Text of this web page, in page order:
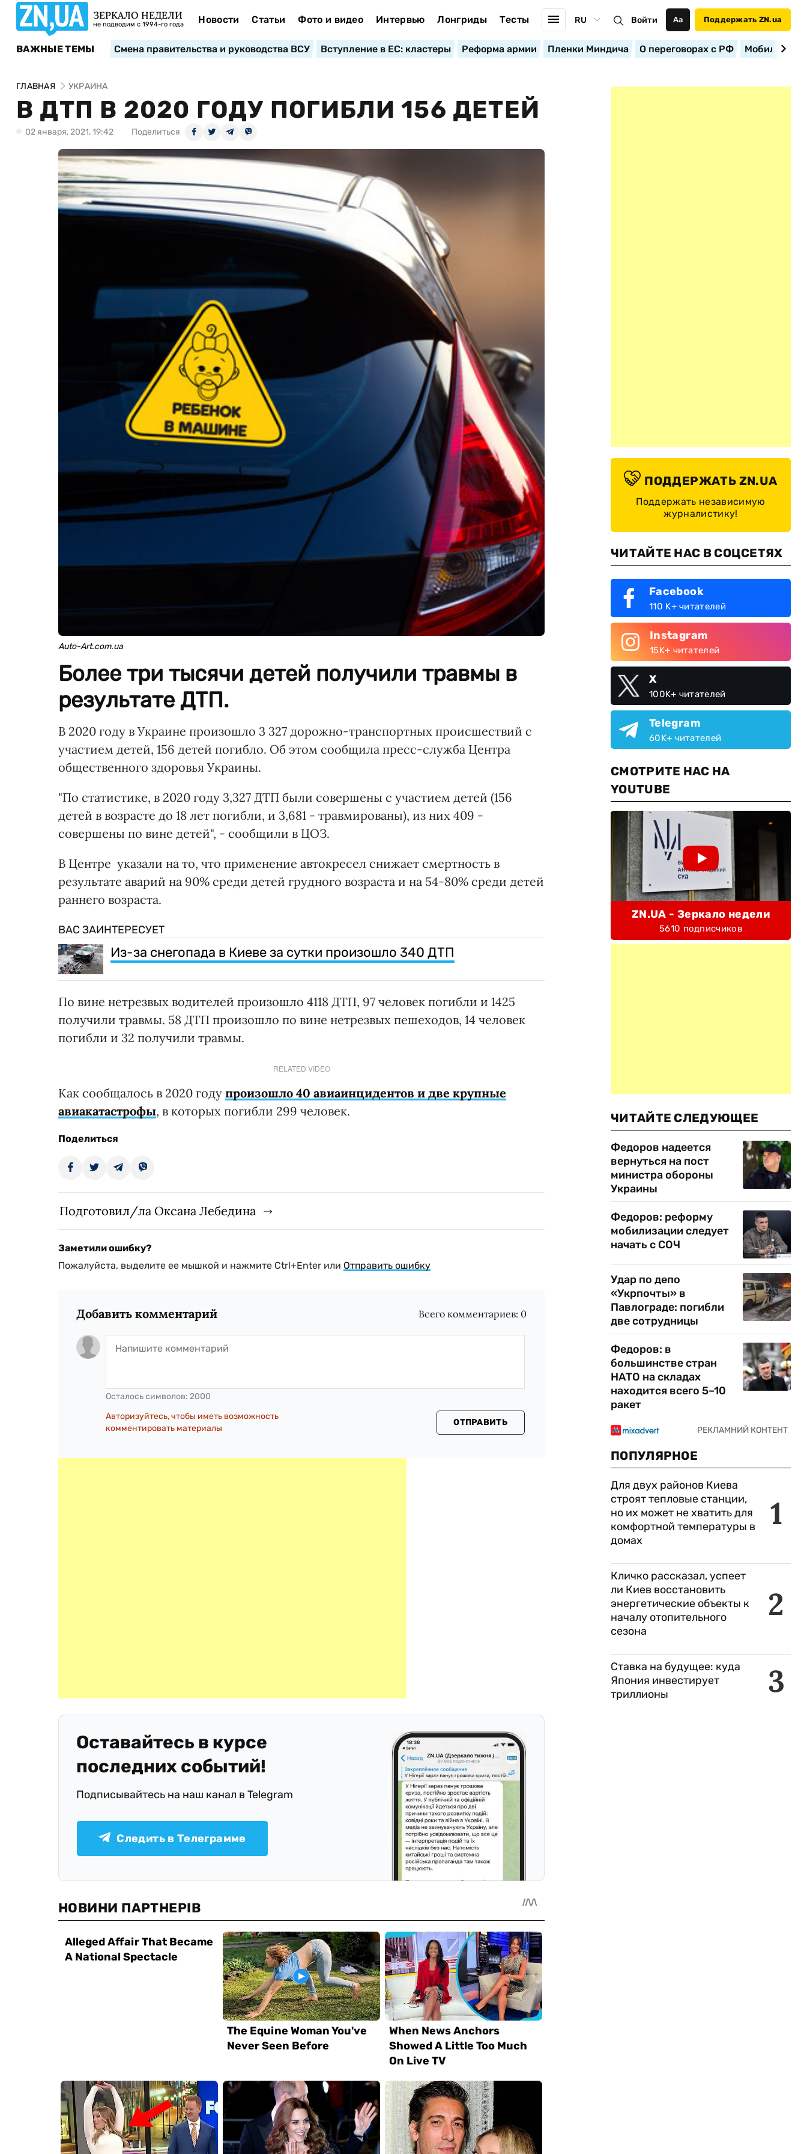
ЗЕРКАЛО НЕДЕЛИ
не подводим с 1994-го года Новости Статьи Фото и видео Интервью Лонгриды Тесты RU Войти Аа Поддержать ZN.ua
ВАЖНЫЕ ТЕМЫ Смена правительства и руководства ВСУ Вступление в ЕС: кластеры Реформа армии Пленки Миндича О переговорах с РФ
ГЛАВНАЯ УКРАИНА
В ДТП В 2020 ГОДУ ПОГИБЛИ 156 ДЕТЕЙ
02 января, 2021, 19:42 Поделиться
Auto-Art.com.ua
Более три тысячи детей получили травмы в
результате ДТП.
В 2020 году в Украине произошло 3 327 дорожно-транспортных происшествий с
участием детей, 156 детей погибло. Об этом сообщила пресс-служба Центра
общественного здоровья Украины.
"По статистике, в 2020 году 3,327 ДТП были совершены с участием детей (156
детей в возрасте до 18 лет погибли, и 3,681 - травмированы), из них 409 -
совершены по вине детей", - сообщили в ЦОЗ.
В Центре указали на то, что применение автокресел снижает смертность в
результате аварий на 90% среди детей грудного возраста и на 54-80% среди детей
раннего возраста.
ВАС ЗАИНТЕРЕСУЕТ
Из-за снегопада в Киеве за сутки произошло 340 ДТП
По вине нетрезвых водителей произошло 4118 ДТП, 97 человек погибли и 1425
получили травмы. 58 ДТП произошло по вине нетрезвых пешеходов, 14 человек
погибли и 32 получили травмы.
RELATED VIDEO
Как сообщалось в 2020 году произошло 40 авиаинцидентов и две крупные
авиакатастрофы, в которых погибли 299 человек.
Поделиться
Подготовил/ла Оксана Лебедина
Заметили ошибку?
Пожалуйста, выделите ее мышкой и нажмите Ctrl+Enter или Отправить ошибку
Добавить комментарий Всего комментариев: 0
Осталось символов: 2000
Авторизуйтесь, чтобы иметь возможность
комментировать материалы
ОТПРАВИТЬ
Оставайтесь в курсе
последних событий!
Подписывайтесь на наш канал в Telegram
Следить в Телеграмме
ПОДДЕРЖАТЬ ZN.UA
Поддержать независимую
журналистику!
ЧИТАЙТЕ НАС В СОЦСЕТЯХ
Facebook
110 K+ читателей
Instagram
15K+ читателей
X
100K+ читателей
Telegram
60K+ читателей
СМОТРИТЕ НАС НА
YOUTUBE
ZN.UA - Зеркало недели
5610 подписчиков
ЧИТАЙТЕ СЛЕДУЮЩЕЕ
Федоров надеется
вернуться на пост
министра обороны
Украины
Федоров: реформу
мобилизации следует
начать с СОЧ
Удар по депо
«Укрпочты» в
Павлограде: погибли
две сотрудницы
Федоров: в
большинстве стран
НАТО на складах
находится всего 5–10
ракет
ПОПУЛЯРНОЕ
1
Для двух районов Киева
строят тепловые станции,
но их может не хватить для
комфортной температуры в
домах
2
Кличко рассказал, успеет
ли Киев восстановить
энергетические объекты к
началу отопительного
сезона
3
Ставка на будущее: куда
Япония инвестирует
триллионы